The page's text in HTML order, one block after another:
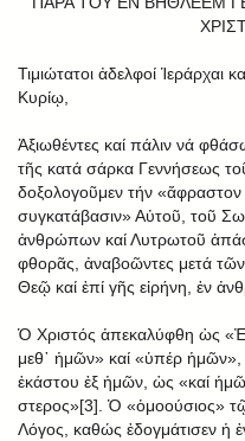
Τιμιώτατοι ἀδελφοί Ἱεράρχαι
Κυρίῳ,
Ἀξιωθέντες καί πάλιν νά
τῆς κατά σάρκα Γεννήσεως
δοξολογοῦμεν τήν «ἄφραστον
συγκατάβασιν» Αὐτοῦ, τοῦ
ἀνθρώπων καί Λυτρωτοῦ
φθορᾶς, ἀναβοῶντες μετά
Θεῷ καί ἐπί γῆς εἰρήνη, ἐν
Ὁ Χριστός ἀπεκαλύφθη ὡς
μεθ᾿ ἡμῶν» καί «ὑπέρ
ἑκάστου ἐξ ἡμῶν, ὡς «καί
στερος»[3]. Ὁ «ὁμοούσιος»
Λόγος, καθώς ἐδογμάτισεν ἡ